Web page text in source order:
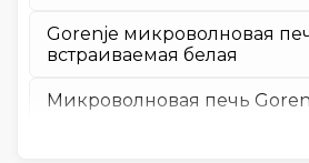
Gorenje микроволновая
встраиваемая белая
Микроволновая печь
Микроволновая печь